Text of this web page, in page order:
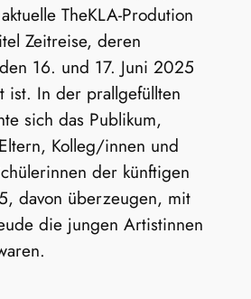
TheKLA-Prodution
Zeitreise, deren
16. und 17. Juni 2025
ist. In der prallgefüllten
sich das Publikum,
Kolleg/innen und
der künftigen
davon überzeugen, mit
die jungen Artistinnen